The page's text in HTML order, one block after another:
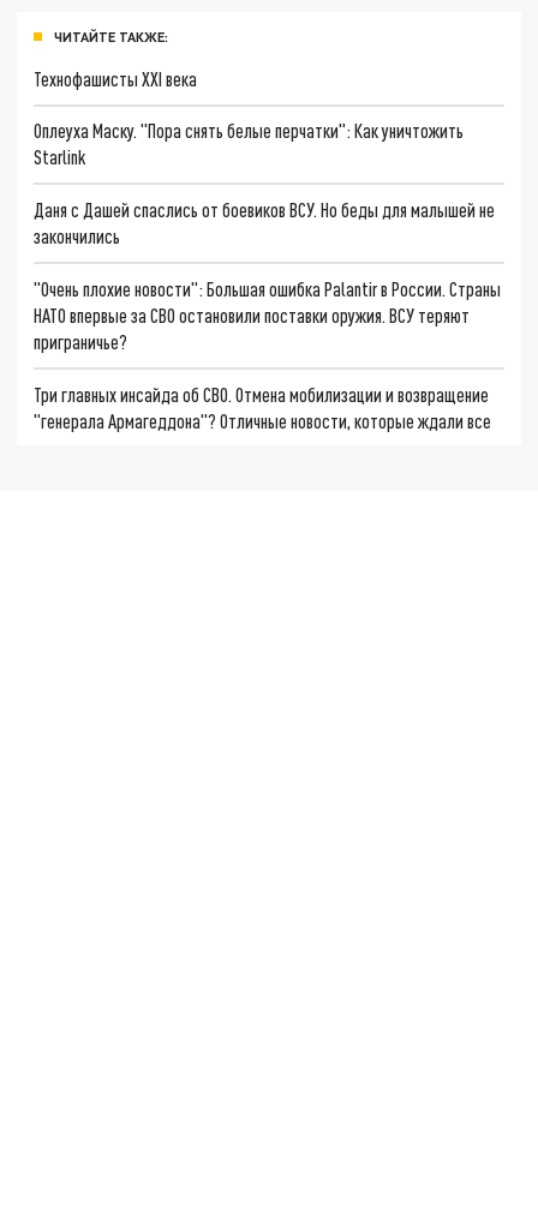
ЧИТАЙТЕ ТАКЖЕ:
Технофашисты XXI века
Оплеуха Маску. "Пора снять белые перчатки": Как уничтожить
Starlink
Даня с Дашей спаслись от боевиков ВСУ. Но беды для малышей не
закончились
"Очень плохие новости": Большая ошибка Palantir в России. Страны
НАТО впервые за СВО остановили поставки оружия. ВСУ теряют
приграничье?
Три главных инсайда об СВО. Отмена мобилизации и возвращение
"генерала Армагеддона"? Отличные новости, которые ждали все